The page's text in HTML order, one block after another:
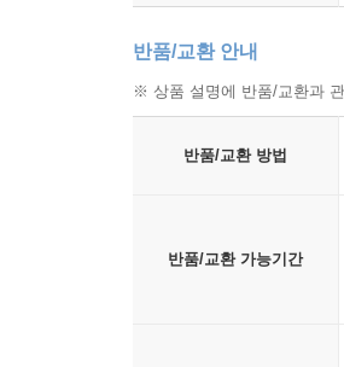
반품/교환 안내
※ 상품 설명에 반품/교환과
반품/교환 방법
반품/교환 가능기간